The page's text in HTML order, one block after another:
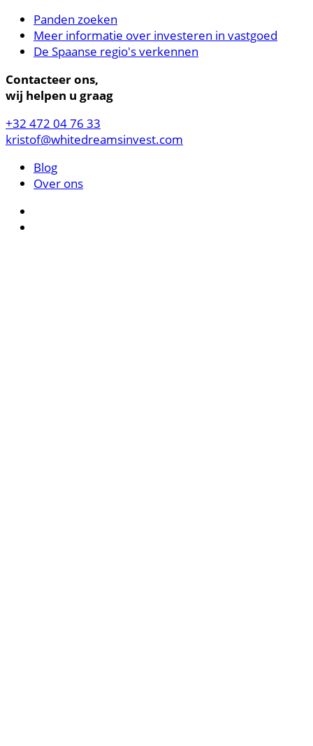
Panden zoeken
Meer informatie over investeren in vastgoed
De Spaanse regio's verkennen
Contacteer ons,
wij helpen u graag
+32 472 04 76 33
kristof@whitedreamsinvest.com
Blog
Over ons